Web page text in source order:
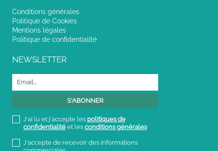
Conditions générales
Politique de Cookies
Mentions légales
Politique de confidentialité
NEWSLETTER
J'ai lu et j'accepte les politiques de
confidentialitéet les conditions générales
J'accepte de recevoir des informations